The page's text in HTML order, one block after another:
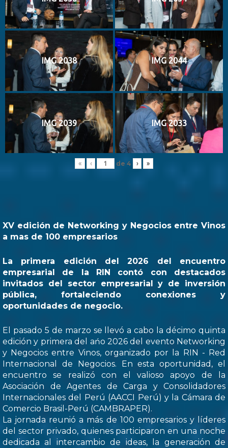
IMG 2038 IMG 2044
IMG 2039 IMG 2033
« ‹ de 4 › »
XV edición de Networking y Negocios entre Vinos
a mas de 100 empresarios
La primera edición del 2026 del encuentro
empresarial de la RIN contó con destacados
invitados del sector empresarial y de inversión
pública, fortaleciendo conexiones y
oportunidades de negocio.
El pasado 5 de marzo se llevó a cabo la décimo quinta
edición y primera del ańo 2026 del evento Networking
y Negocios entre Vinos, organizado por la RIN - Red
Internacional de Negocios. En esta oportunidad, el
encuentro se realizó con el valioso apoyo de la
Asociación de Agentes de Carga y Consolidadores
Internacionales del Perú (AACCI Perú) y la Cámara de
Comercio Brasil-Perú (CAMBRAPER).
La jornada reunió a más de 100 empresarios y líderes
del sector privado, quienes participaron en una noche
dedicada al intercambio de ideas, la generación de